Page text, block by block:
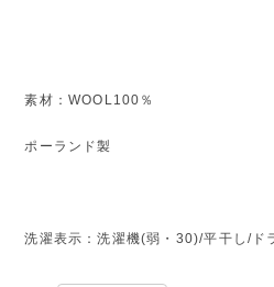
素材：WOOL100％
ポーランド製
洗濯表示：洗濯機(弱・30)/平干し/ド